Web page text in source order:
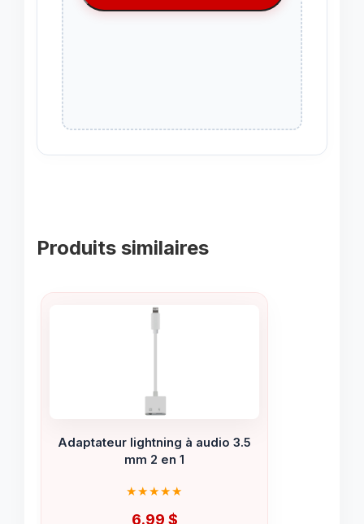
Produits similaires
Adaptateur lightning à audio 3.5
mm 2 en 1
6.99 $